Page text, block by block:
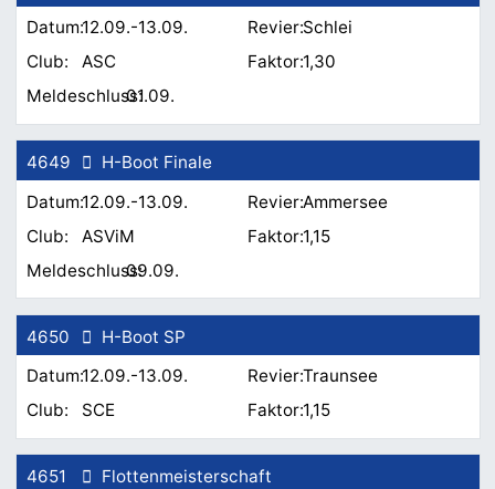
12.09.-13.09.
Schlei
ASC
1,30
01.09.
4649
12.09.-13.09.
H-Boot Finale
Ammersee
ASViM
1,15
09.09.
4650
12.09.-13.09.
H-Boot SP
Traunsee
SCE
1,15
4651
Flottenmeisterschaft